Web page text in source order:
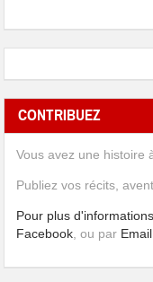
CONTRIBUEZ
Vous avez une histoire
Publiez vos récits,
Pour plus d'informations
Facebook , ou par Email